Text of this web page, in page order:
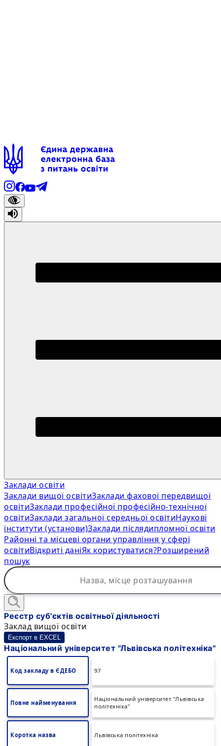
Заклади освіти
Заклади вищої освітиЗаклади фахової передвищої
освітиЗаклади професійної професійно-технічної
освітиЗаклади загальної середньої освітиНаукові
інститути (установи)Заклади післядипломної освіти
Районні та місцеві органи управління у сфері
освітиВідкриті даніЯк користуватися?Розширений
пошук
Реєстр суб'єктів освітньої діяльності
Заклад вищої освіти
Експорт в EXCEL
Національний університет "Львівська політехніка"
Код закладу в ЄДЕБО 97
Повне найменування
Національний університет "Львівська
політехніка"
Коротка назва Львівська політехніка